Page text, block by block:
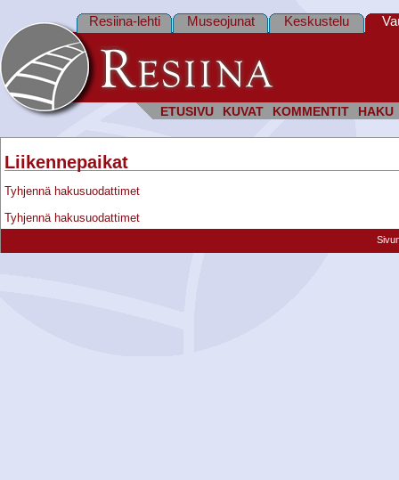
ETUSIVU KUVAT KOMMENTIT HAKU
Resiina-lehti Museojunat Keskustelu
Liikennepaikat
Tyhjennä hakusuodattimet
Tyhjennä hakusuodattimet